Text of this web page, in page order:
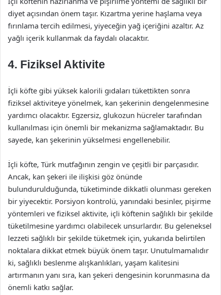
diyet açısından önem taşır. Kızartma yerine haşlama veya
fırınlama tercih edilmesi, yiyeceğin yağ içeriğini azaltır. Az
yağlı içerik kullanmak da faydalı olacaktır.
4. Fiziksel Aktivite
İçli köfte gibi yüksek kalorili gıdaları tükettikten sonra
fiziksel aktiviteye yönelmek, kan şekerinin dengelenmesine
yardımcı olacaktır. Egzersiz, glukozun hücreler tarafından
kullanılması için önemli bir mekanizma sağlamaktadır. Bu
sayede, kan şekerinin yükselmesi engellenebilir.
İçli köfte, Türk mutfağının zengin ve çeşitli bir parçasıdır.
Ancak, kan şekeri ile ilişkisi göz önünde
bulundurulduğunda, tüketiminde dikkatli olunması gereken
bir yiyecektir. Porsiyon kontrolü, yanındaki besinler, pişirme
yöntemleri ve fiziksel aktivite, içli köftenin sağlıklı bir şekilde
tüketilmesine yardımcı olabilecek unsurlardır. Bu geleneksel
lezzeti sağlıklı bir şekilde tüketmek için, yukarıda belirtilen
noktalara dikkat etmek büyük önem taşır. Unutulmamalıdır
ki, sağlıklı beslenme alışkanlıkları, yaşam kalitesini
artırmanın yanı sıra, kan şekeri dengesinin korunmasına da
önemli katkı sağlar.